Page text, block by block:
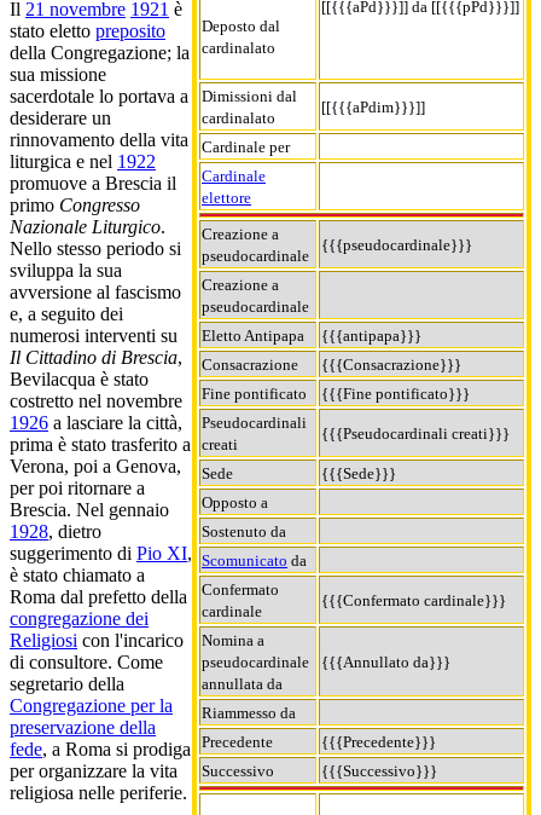
Deposto dal
cardinalato
[[{{{aPd}}}]] da [[{{{pPd}}}]]
Dimissioni dal
cardinalato
[[{{{aPdim}}}]]
Cardinale per
Cardinale
elettore
Creazione a
pseudocardinale
{{{pseudocardinale}}}
Creazione a
pseudocardinale
Eletto Antipapa
{{{antipapa}}}
Consacrazione
{{{Consacrazione}}}
Fine pontificato
{{{Fine pontificato}}}
Pseudocardinali
creati
{{{Pseudocardinali creati}}}
Sede
{{{Sede}}}
Opposto a
Sostenuto da
Scomunicato da
Confermato
cardinale
{{{Confermato cardinale}}}
Nomina a
pseudocardinale
annullata da
{{{Annullato da}}}
Riammesso da
Precedente
{{{Precedente}}}
Successivo
{{{Successivo}}}
Il 21 novembre 1921 è
stato eletto preposito
della Congregazione; la
sua missione
sacerdotale lo portava a
desiderare un
rinnovamento della vita
liturgica e nel 1922
promuove a Brescia il
primo Congresso
Nazionale Liturgico.
Nello stesso periodo si
sviluppa la sua
avversione al fascismo
e, a seguito dei
numerosi interventi su
Il Cittadino di Brescia,
Bevilacqua è stato
costretto nel novembre
1926 a lasciare la città,
prima è stato trasferito a
Verona, poi a Genova,
per poi ritornare a
Brescia. Nel gennaio
1928, dietro
suggerimento di Pio XI,
è stato chiamato a
Roma dal prefetto della
congregazione dei
Religiosi con l'incarico
di consultore. Come
segretario della
Congregazione per la
preservazione della
fede, a Roma si prodiga
per organizzare la vita
religiosa nelle periferie.